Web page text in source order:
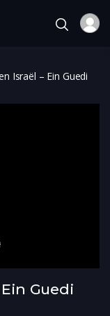
Israël – Ein Guedi
Guedi